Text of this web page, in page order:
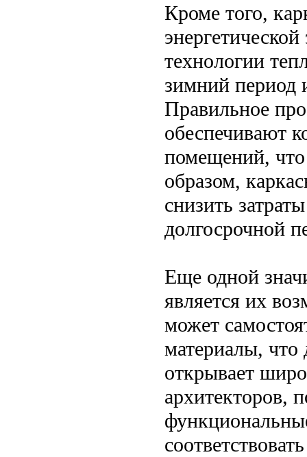
Кроме того,
технологии
зимний период
Правильное
обеспечивают
помещений,
образом,
снизить
долгосрочной
Еще одной
является их
может
материалы,
открывает
архитекторов,